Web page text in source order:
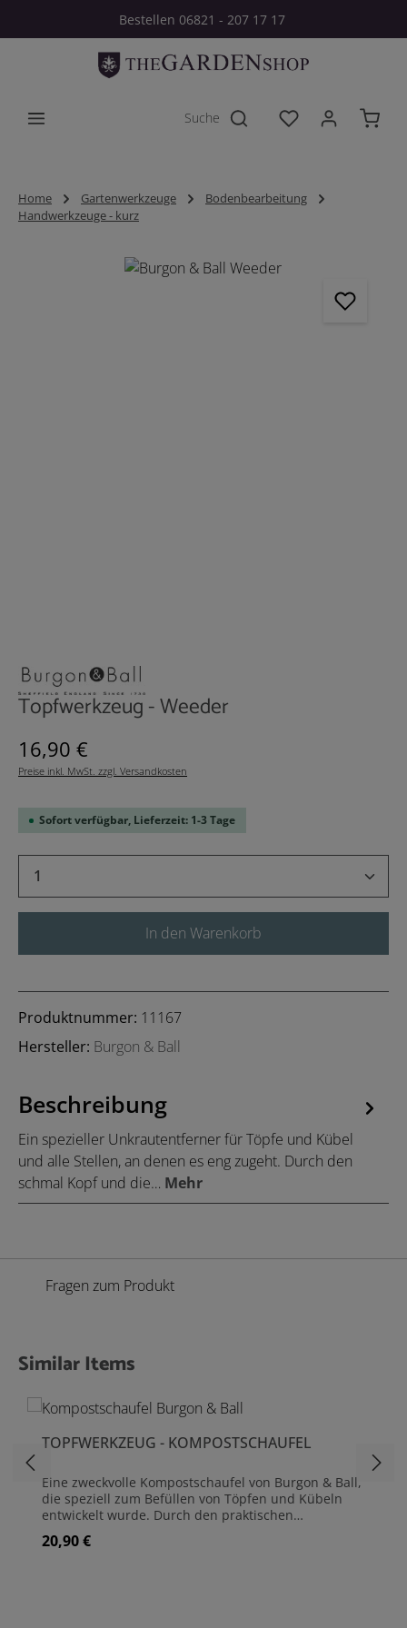
Zum Hauptinhalt springenBestellen 06821 - 207 17 17
Du hast 0
Home Gartenwerkzeuge
Bodenbearbeitung
Handwerkzeuge - kurz
Bildergalerie überspringen
Topfwerkzeug - Weeder
Regulärer Preis:
16,90 €
Preise inkl. MwSt. zzgl. Versandkosten
Sofort verfügbar, Lieferzeit: 1-3 Tage
Produkt Anzahl: Gib den gewünschten
In den Warenkorb
Produktnummer: 11167
Hersteller: Burgon & Ball
Beschreibung
Ein spezieller Unkrautentferner für Töpfe und Kübel
und alle Stellen, an denen es eng zugeht. Durch den
schmal Kopf und die… Mehr
Fragen zum Produkt
Produktgalerie überspringen
Similar Items
TOPFWERKZEUG - KOMPOSTSCHAUFEL
Eine zweckvolle Kompostschaufel von Burgon & Ball,
die speziell zum Befüllen von Töpfen und Kübeln
entwickelt wurde. Durch den praktischen
Schaufelkragen fällt keine Erde daneben und Dank
des großen Volumens ist man im Handumdrehen
Regulärer Preis:
20,90 €